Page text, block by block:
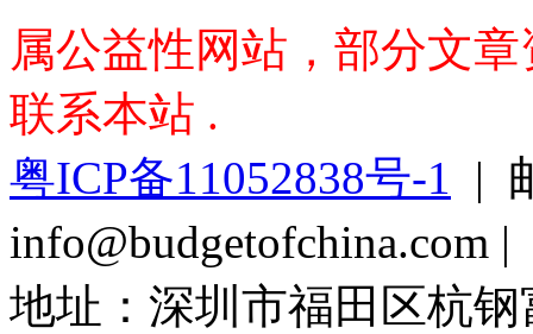
属公益性网站，部分文
联系本站 .
粤ICP备11052838号-1 |
info@budgetofchina.com
地址：深圳市福田区杭钢